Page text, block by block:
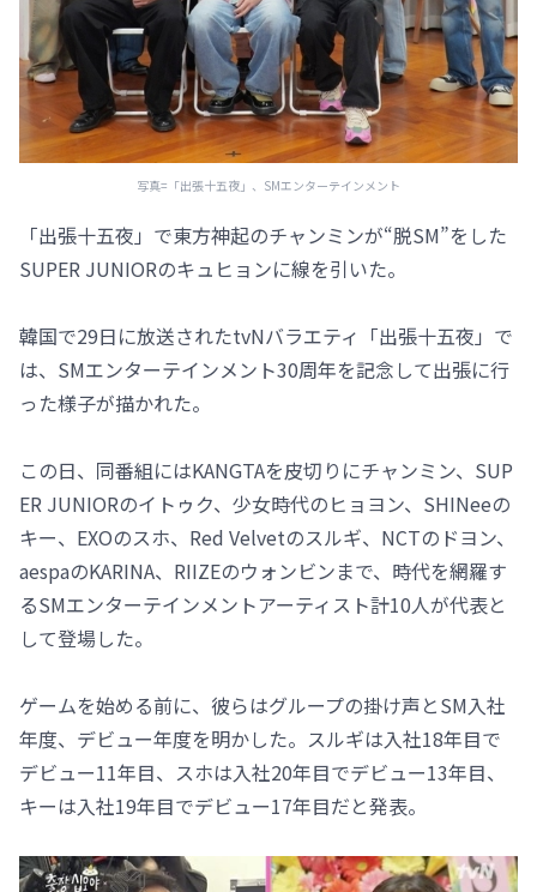
写真=「出張十五夜」、SMエンターテインメント
「出張十五夜」で東方神起のチャンミンが“脱SM”をした
SUPER JUNIORのキュヒョンに線を引いた。
韓国で29日に放送されたtvNバラエティ「出張十五夜」で
は、SMエンターテインメント30周年を記念して出張に行
った様子が描かれた。
この日、同番組にはKANGTAを皮切りにチャンミン、SUP
ER JUNIORのイトゥク、少女時代のヒョヨン、SHINeeの
キー、EXOのスホ、Red Velvetのスルギ、NCTのドヨン、
aespaのKARINA、RIIZEのウォンビンまで、時代を網羅す
るSMエンターテインメントアーティスト計10人が代表と
して登場した。
ゲームを始める前に、彼らはグループの掛け声とSM入社
年度、デビュー年度を明かした。スルギは入社18年目で
デビュー11年目、スホは入社20年目でデビュー13年目、
キーは入社19年目でデビュー17年目だと発表。